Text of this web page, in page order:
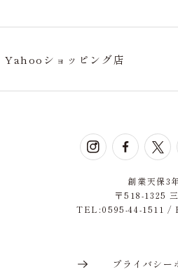
Yahooショッピング店
創業天保3
〒518-1325
TEL:0595-44-1511 /
プライバシー